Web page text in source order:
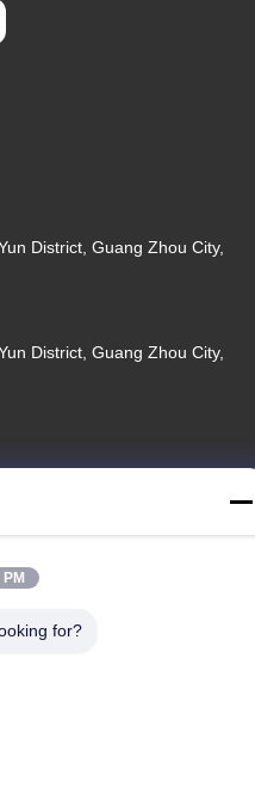
District, Guang Zhou City,
District, Guang Zhou City,
Daily Chemical Co., Ltd .
for?